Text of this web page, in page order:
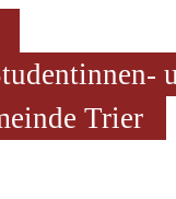
Trier